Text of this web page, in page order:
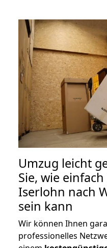
Umzug leicht
Sie, wie
Iserlohn nach
sein kann
Wir können Ihnen
professionelles